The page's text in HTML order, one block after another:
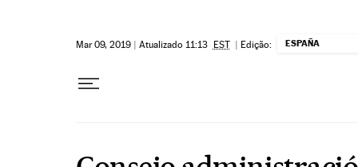
Mar 09, 2019 | Atualizado 11:13 EST | Edição: ESPAÑA